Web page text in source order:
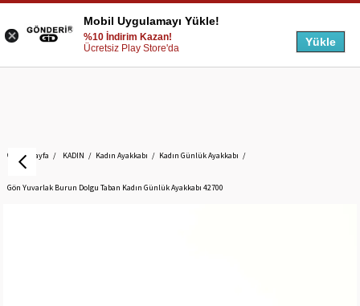
Anasayfa KADIN Kadın Ayakkabı Kadın Günlük Ayakkabı
Gön Yuvarlak Burun Dolgu Taban Kadın Günlük Ayakkabı 42700
Mobil Uygulamayı Yükle!
%10 İndirim Kazan!
Ücretsiz Play Store'da
Yükle